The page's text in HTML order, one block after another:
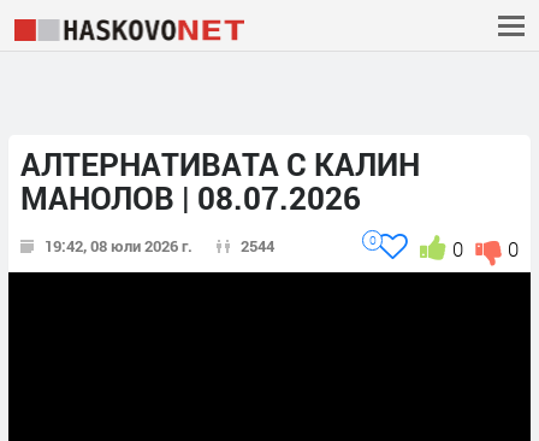
АЛТЕРНАТИВАТА С КАЛИН
МАНОЛОВ | 08.07.2026
19:42, 08 юли 2026 г. 2544 0
0
0